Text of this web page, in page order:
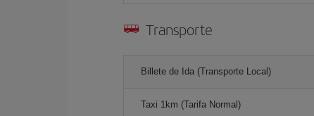
Transporte
Billete de Ida (Transporte Local)
Taxi 1km (Tarifa Normal)